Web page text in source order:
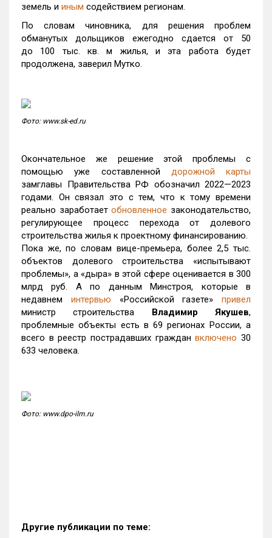
земель и иным содействием регионам.
По словам чиновника, для решения проблем
обманутых дольщиков ежегодно сдается от 50
до 100 тыс. кв. м жилья, и эта работа будет
продолжена, заверил Мутко.
Фото: www.sk-ed.ru
Окончательное же решение этой проблемы с
помощью уже составленной дорожной карты
замглавы Правительства РФ обозначил 2022—2023
годами. Он связал это с тем, что к тому времени
реально заработаетобновленное законодательство,
регулирующее процесс перехода от долевого
строительства жилья к проектному финансированию.
Пока же, по словам вице-премьера, более 2,5 тыс.
объектов долевого строительства «испытывают
проблемы», а «дыра» в этой сфере оценивается в 300
млрд руб. А по данным Минстроя, которые в
недавнем интервью «Российской газете» привел
министр строительства Владимир Якушев,
проблемные объекты есть в 69 регионах России, а
всего в реестр пострадавших гражданвключено 30
633 человека.
Фото: www.dpo-ilm.ru
Другие публикации по теме: